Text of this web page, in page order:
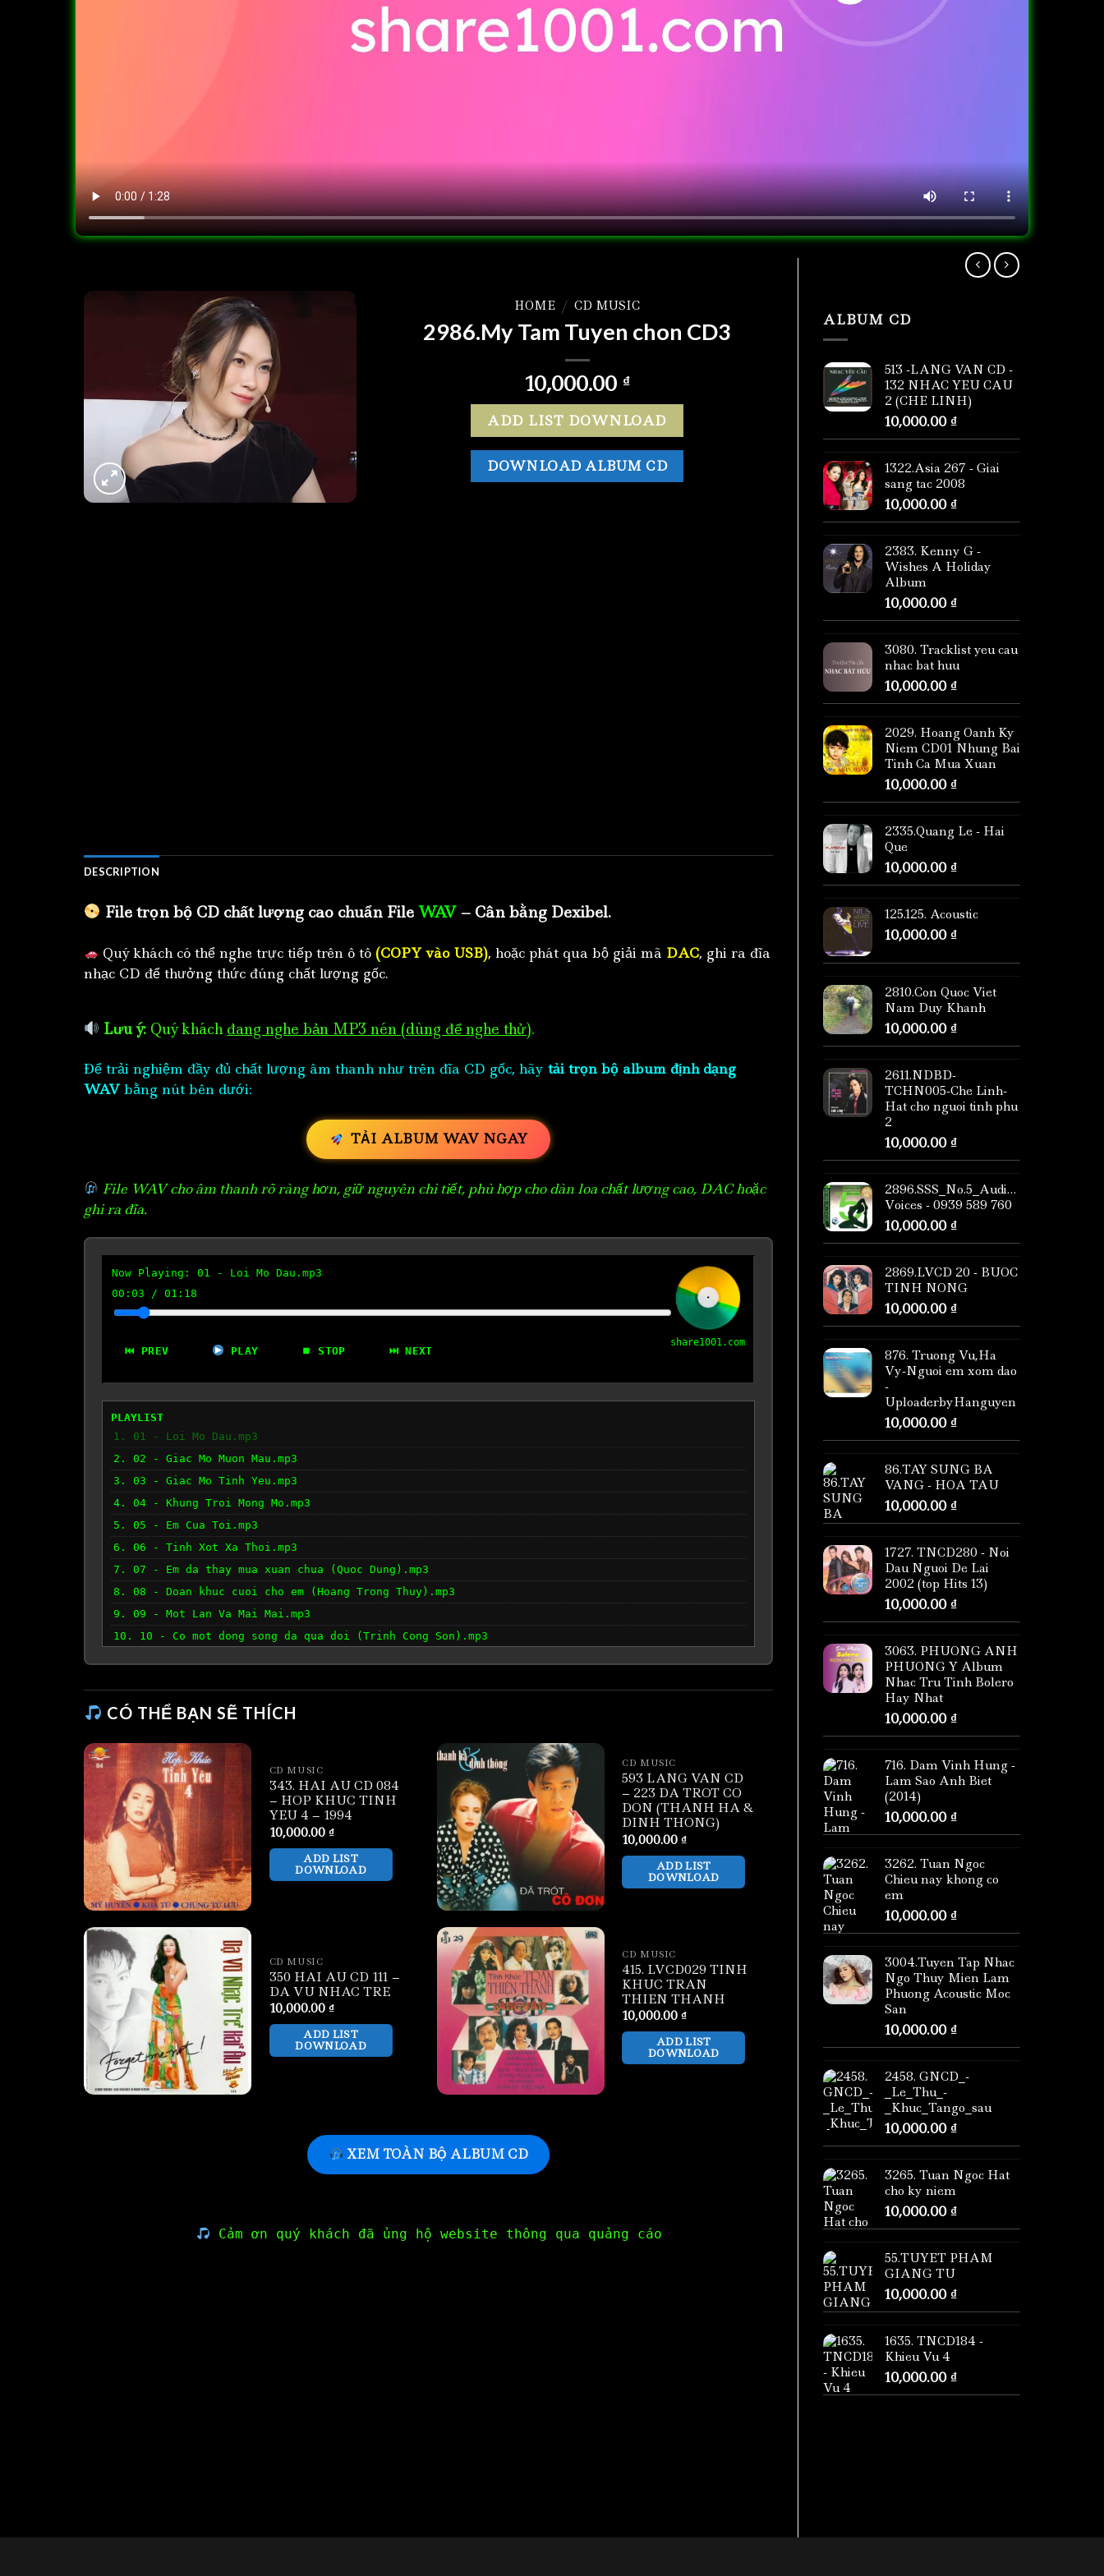
ALBUM CD
513 -LANG VAN CD -
132 NHAC YEU CAU
2 (CHE LINH)
10,000.00 ₫
1322.Asia 267 - Giai
sang tac 2008
10,000.00 ₫
2383. Kenny G -
Wishes A Holiday
Album
10,000.00 ₫
3080. Tracklist yeu cau
nhac bat huu
10,000.00 ₫
2029. Hoang Oanh Ky
Niem CD01 Nhung Bai
Tinh Ca Mua Xuan
10,000.00 ₫
2335.Quang Le - Hai
Que
10,000.00 ₫
125.125. Acoustic
10,000.00 ₫
2810.Con Quoc Viet
Nam Duy Khanh
10,000.00 ₫
2611.NDBD-
TCHN005-Che Linh-
Hat cho nguoi tinh phu
2
10,000.00 ₫
2896.SSS_No.5_Audiophile
Voices - 0939 589 760
10,000.00 ₫
2869.LVCD 20 - BUOC
TINH NONG
10,000.00 ₫
876. Truong Vu,Ha
Vy-Nguoi em xom dao
-
UploaderbyHanguyen
10,000.00 ₫
86.TAY SUNG BA
VANG - HOA TAU
10,000.00 ₫
1727. TNCD280 - Noi
Dau Nguoi De Lai
2002 (top Hits 13)
10,000.00 ₫
3063. PHUONG ANH
PHUONG Y Album
Nhac Tru Tinh Bolero
Hay Nhat
10,000.00 ₫
716. Dam Vinh Hung -
Lam Sao Anh Biet
(2014)
10,000.00 ₫
3262. Tuan Ngoc
Chieu nay khong co
em
10,000.00 ₫
3004.Tuyen Tap Nhac
Ngo Thuy Mien Lam
Phuong Acoustic Moc
San
10,000.00 ₫
2458. GNCD_-
_Le_Thu_-
_Khuc_Tango_sau
10,000.00 ₫
3265. Tuan Ngoc Hat
cho ky niem
10,000.00 ₫
55.TUYET PHAM
GIANG TU
10,000.00 ₫
1635. TNCD184 -
Khieu Vu 4
10,000.00 ₫
HOME / CD MUSIC
2986.My Tam Tuyen chon CD3
10,000.00 ₫
ADD LIST DOWNLOAD
DOWNLOAD ALBUM CD
DESCRIPTION
File trọn bộ CD chất lượng cao chuẩn File WAV– Cân bằng Dexibel.
Quý khách có thể nghe trực tiếp trên ô tô (COPY vào USB), hoặc phát qua bộ giải mã DAC, ghi ra đĩa
nhạc CD để thưởng thức đúng chất lượng gốc.
Lưu ý: Quý khách đang nghe bản MP3 nén (dùng để nghe thử).
Để trải nghiệm đầy đủ chất lượng âm thanh như trên đĩa CD gốc, hãy tải trọn bộ album định dạng
WAV bằng nút bên dưới:
TẢI ALBUM WAV NGAY
File WAV cho âm thanh rõ ràng hơn, giữ nguyên chi tiết, phù hợp cho dàn loa chất lượng cao, DAC hoặc
ghi ra đĩa.
Now Playing: 01 - Loi Mo Dau.mp3
00:04 / 01:18
⏮ PREV PLAY ⏹ STOP ⏭ NEXT
share1001.com
PLAYLIST
1. 01 - Loi Mo Dau.mp3
2. 02 - Giac Mo Muon Mau.mp3
3. 03 - Giac Mo Tinh Yeu.mp3
4. 04 - Khung Troi Mong Mo.mp3
5. 05 - Em Cua Toi.mp3
6. 06 - Tinh Xot Xa Thoi.mp3
7. 07 - Em da thay mua xuan chua (Quoc Dung).mp3
8. 08 - Doan khuc cuoi cho em (Hoang Trong Thuy).mp3
9. 09 - Mot Lan Va Mai Mai.mp3
10. 10 - Co mot dong song da qua doi (Trinh Cong Son).mp3
13. 14 - Ngay Hom Nay (Korean Version).mp3
CÓ THỂ BẠN SẼ THÍCH
CD MUSIC
343. HAI AU CD 084
– HOP KHUC TINH
YEU 4 – 1994
10,000.00 ₫
ADD LIST
DOWNLOAD
CD MUSIC
593 LANG VAN CD
– 223 DA TROT CO
DON (THANH HA &
DINH THONG)
10,000.00₫
ADD LIST
DOWNLOAD
CD MUSIC
350 HAI AU CD 111 –
DA VU NHAC TRE
10,000.00 ₫
ADD LIST
DOWNLOAD
CD MUSIC
415. LVCD029 TINH
KHUC TRAN
THIEN THANH
10,000.00₫
ADD LIST
DOWNLOAD
XEM TOÀN BỘ ALBUM CD
Cảm ơn quý khách đã ủng hộ website thông qua quảng cáo